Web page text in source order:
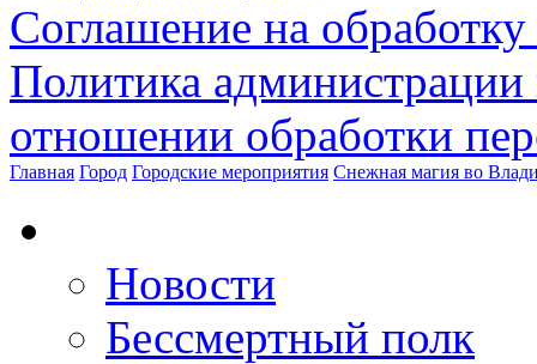
Соглашение на
Политика
отношении обработки
Главная Город Городские мероприятия Снежная магия во
Новости
Бессмертный полк